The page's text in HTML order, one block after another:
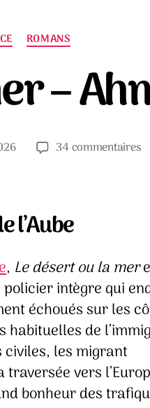
ROMANS
–
34 commentairessur
l’Aube
, Le désert ou la mer
intègre qui
échoués sur les
habituelles de
les migrant
vers
bonheur des